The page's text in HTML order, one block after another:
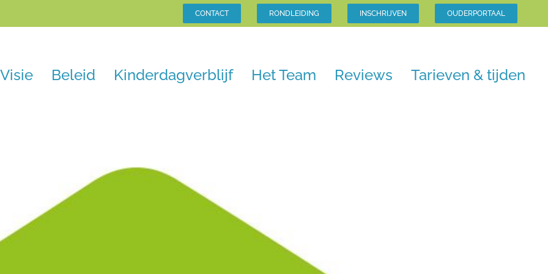
CONTACT RONDLEIDING INSCHRIJVEN OUDERPORTAAL
Visie Beleid Kinderdagverblijf Het Team Reviews Tarieven & tijden